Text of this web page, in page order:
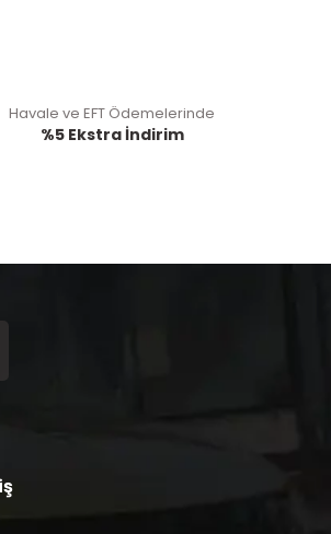
Havale ve EFT Ödemelerinde
%5 Ekstra İndirim